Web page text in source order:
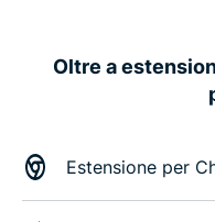
Oltre a
Estensione per